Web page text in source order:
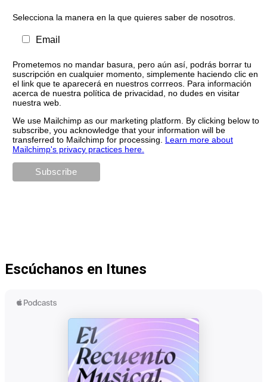
Selecciona la manera en la que quieres saber de nosotros.
Email
Prometemos no mandar basura, pero aún así, podrás borrar tu
suscripción en cualquier momento, simplemente haciendo clic en
el link que te aparecerá en nuestros corrreos. Para información
acerca de nuestra política de privacidad, no dudes en visitar
nuestra web.
We use Mailchimp as our marketing platform. By clicking below to
subscribe, you acknowledge that your information will be
transferred to Mailchimp for processing. Learn more about
Mailchimp's privacy practices here.
Escúchanos en Itunes